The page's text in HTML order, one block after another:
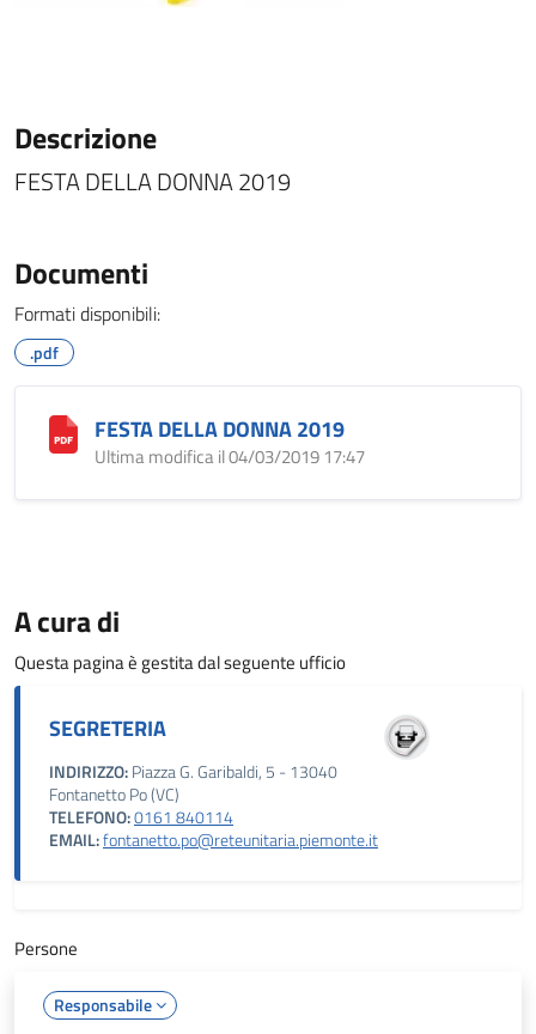
Descrizione
FESTA DELLA DONNA 2019
Documenti
Formati disponibili:
.pdf
FESTA DELLA DONNA 2019
Ultima modifica il 04/03/2019 17:47
A cura di
Questa pagina è gestita dal seguente ufficio
SEGRETERIA
INDIRIZZO:Piazza G. Garibaldi, 5 - 13040
Fontanetto Po (VC)
TELEFONO:0161 840114
EMAIL:fontanetto.po@reteunitaria.piemonte.it
Persone
Responsabile